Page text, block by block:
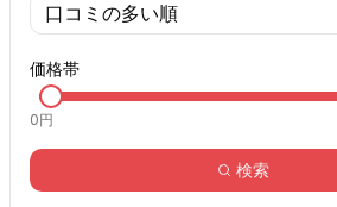
口コミの多い順
価格帯
0円
検索